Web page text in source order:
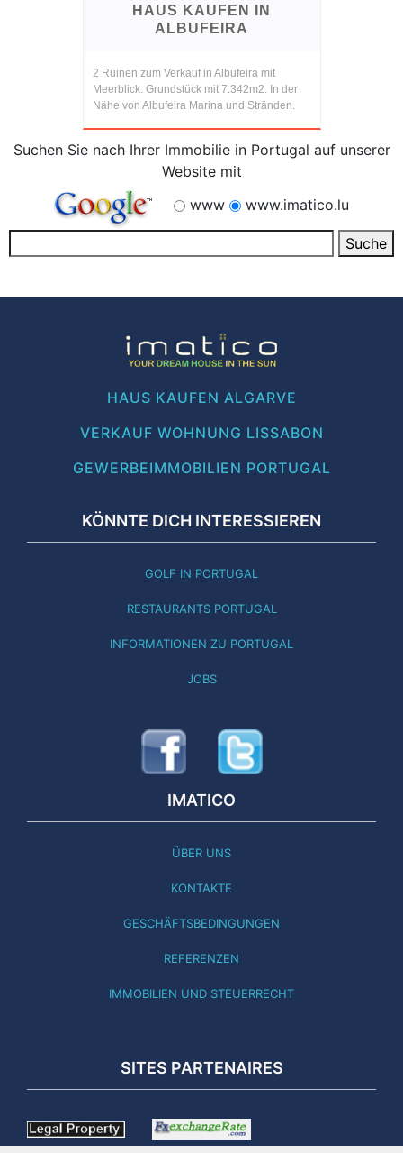
HAUS KAUFEN IN
ALBUFEIRA
2 Ruinen zum Verkauf in Albufeira mit
Meerblick. Grundstück mit 7.342m2. In der
Nähe von Albufeira Marina und Stränden.
Suchen Sie nach Ihrer Immobilie in Portugal auf unserer
Website mit
www
www.imatico.lu
HAUS KAUFEN ALGARVE
VERKAUF WOHNUNG LISSABON
GEWERBEIMMOBILIEN PORTUGAL
KÖNNTE DICH INTERESSIEREN
GOLF IN PORTUGAL
RESTAURANTS PORTUGAL
INFORMATIONEN ZU PORTUGAL
JOBS
IMATICO
ÜBER UNS
KONTAKTE
GESCHÄFTSBEDINGUNGEN
REFERENZEN
IMMOBILIEN UND STEUERRECHT
SITES PARTENAIRES